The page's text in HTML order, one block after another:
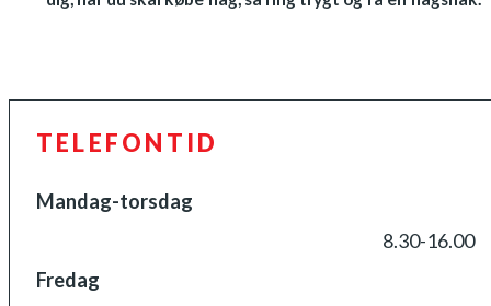
TELEFONTID
Mandag-torsdag
8.30-16.00
Fredag